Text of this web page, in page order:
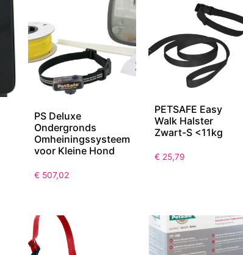
PS Deluxe
Ondergronds
Omheiningssysteem
voor Kleine Hond
€ 507,02
PETSAFE Easy
Walk Halster
Zwart-S <11kg
€ 25,79